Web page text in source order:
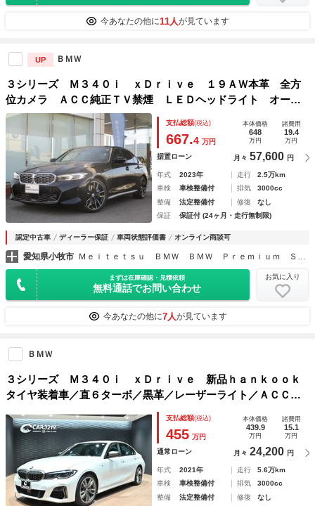
今あなたの他に11人が見ています
UP ＢＭＷ
３シリーズ Ｍ３４０ｉ ｘＤｒｉｖｅ １９ＡＷ本革 全方
位カメラ ＡＣＣ純正ＴＶ禁煙 ＬＥＤヘッドライト オート
ハイビーム 電動シート・ゲート アップルカープレイ ワイ
ヤレスチャージ
支払総額(税込)
667.4 万円
本体価格
648
万円
諸費用
19.4
万円
据置ローン 月々 57,600 円
年式 2023年 走行
2.5万km
車検
車検整備付 排気
3000cc
整備
法定整備付 修復
なし
保証
保証付 (24ヶ月・走行無制限)
認定中古車 ディーラー保証 車両状態評価書 オンライン商談可
愛知県小牧市 Ｍｅｉｔｅｔｓｕ ＢＭＷ ＢＭＷ Ｐｒｅｍｉｕｍ Ｓｅｌｅｃｔｉｏｎ小牧
まずは在庫確認・見積依頼
無料通話でお問い合わせ
お気に入り
今あなたの他に7人が見ています
ＢＭＷ
３シリーズ Ｍ３４０ｉ ｘＤｒｉｖｅ 新品ｈａｎｋｏｏｋ
タイヤ装着車／直６ターボ／黒革／レーザーライト／ＡＣＣ／
ＨＵＤ／ハーマンカードン／ｃａｒｐｌａｙ／ナビ／全周囲カ
メラ／フルセグ／アダプティブＭサス／シートヒーター／ワイ
ヤレスチャージ
支払総額(税込)
455 万円
本体価格
439.9
万円
諸費用
15.1
万円
通常ローン 月々 24,200 円
年式 2021年 走行
5.6万km
車検
車検整備付 排気
3000cc
整備
法定整備付 修復
なし